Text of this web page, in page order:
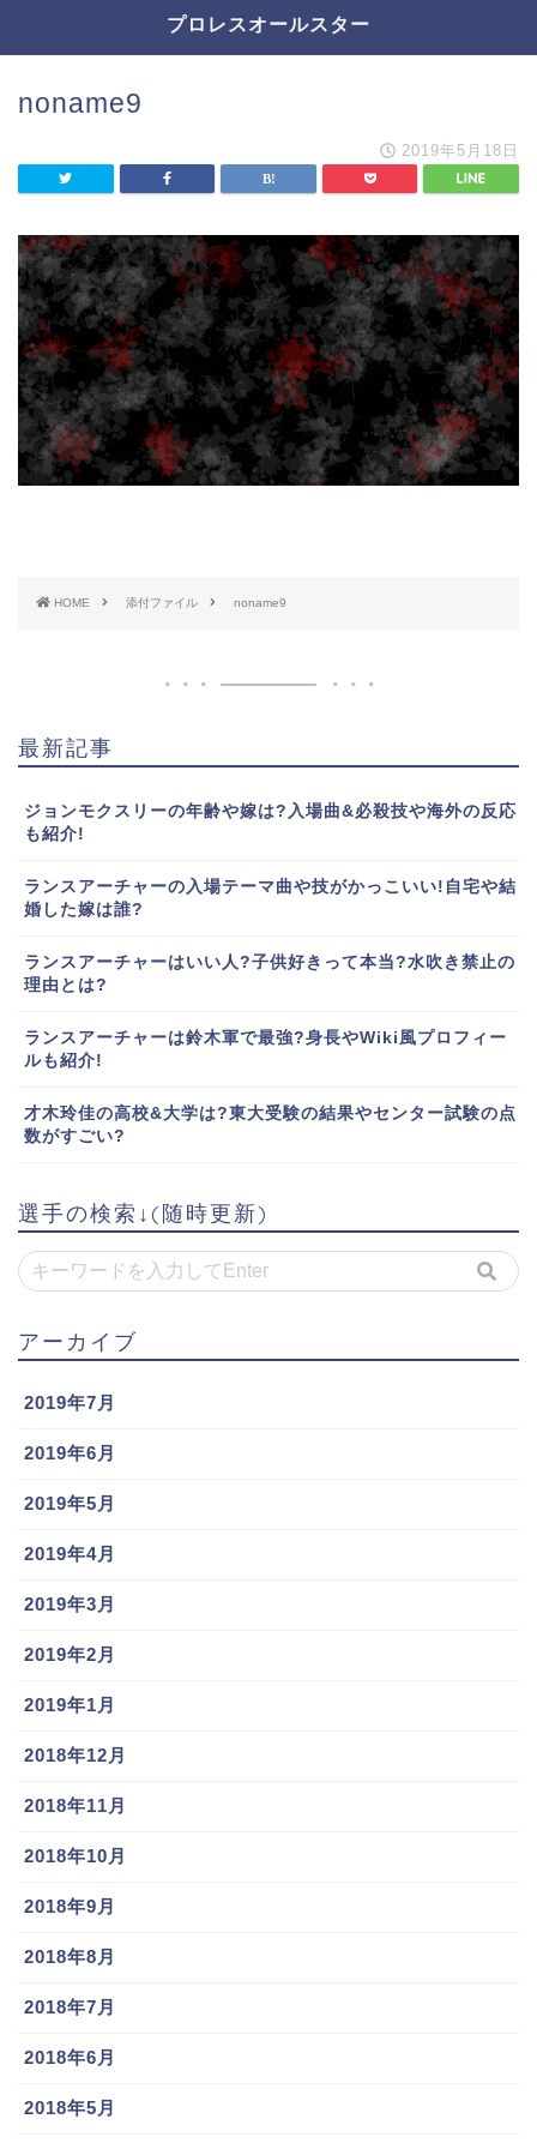
プロレスオールスター
noname9
2019年5月18日
HOME 添付ファイル noname9
最新記事
ジョンモクスリーの年齢や嫁は?入場曲&必殺技や海外の反応
も紹介!
ランスアーチャーの入場テーマ曲や技がかっこいい!自宅や結
婚した嫁は誰?
ランスアーチャーはいい人?子供好きって本当?水吹き禁止の
理由とは?
ランスアーチャーは鈴木軍で最強?身長やWiki風プロフィー
ルも紹介!
才木玲佳の高校&大学は?東大受験の結果やセンター試験の点
数がすごい?
選手の検索↓(随時更新)
アーカイブ
2019年7月
2019年6月
2019年5月
2019年4月
2019年3月
2019年2月
2019年1月
2018年12月
2018年11月
2018年10月
2018年9月
2018年8月
2018年7月
2018年6月
2018年5月